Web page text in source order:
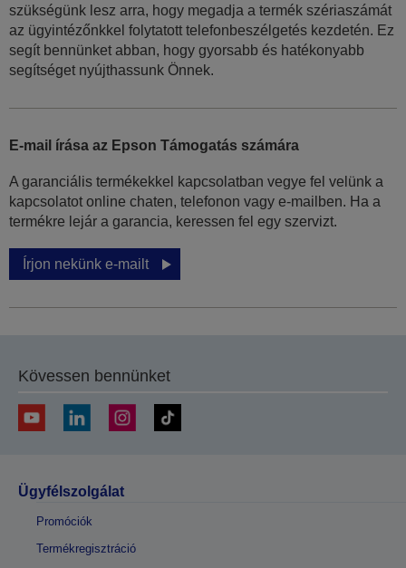
szükségünk lesz arra, hogy megadja a termék szériaszámát
az ügyintézőnkkel folytatott telefonbeszélgetés kezdetén. Ez
segít bennünket abban, hogy gyorsabb és hatékonyabb
segítséget nyújthassunk Önnek.
E-mail írása az Epson Támogatás számára
A garanciális termékekkel kapcsolatban vegye fel velünk a
kapcsolatot online chaten, telefonon vagy e-mailben. Ha a
termékre lejár a garancia, keressen fel egy szervizt.
Írjon nekünk e-mailt
Kövessen bennünket
Ügyfélszolgálat
Promóciók
Termékregisztráció